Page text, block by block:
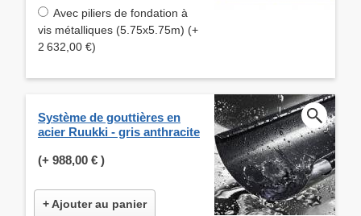
Avec piliers de fondation à
vis métalliques (5.75x5.75m) (+
2 632,00 €)
Système de gouttières en
acier Ruukki - gris anthracite
(+ 988,00 € )
+ Ajouter au panier